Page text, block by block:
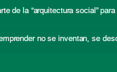
de la “arquitectura social”
no se inventan, se